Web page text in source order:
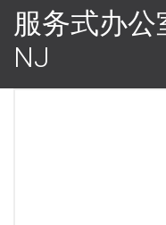
服务式办
NJ